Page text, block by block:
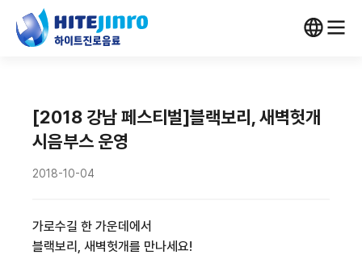
[2018 강남 페스티벌]블랙보리, 새벽헛개
시음부스 운영
2018-10-04
가로수길 한 가운데에서
블랙보리, 새벽헛개를 만나세요!